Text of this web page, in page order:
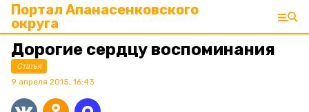
Портал Апанасенковского
округа
Дорогие сердцу воспоминания
Статья
9 апреля 2015, 16:43